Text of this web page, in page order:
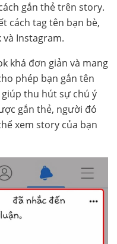
gắn thẻ trên story.
cách tag tên bạn bè,
Instagram.
khá đơn giản và mang
phép bạn gắn tên
thu hút sự chú ý
gắn thẻ, người đó
xem story của bạn